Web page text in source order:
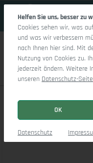
Sitz Concept smart 1007
Bildergalerie überspringen
Helfen Sie uns, besser zu
Cookies sehen wir, was
und was wir verbessern
nach Ihnen hier sind. Mit
Nutzung von Cookies zu.
jederzeit ändern. Weitere
unseren Datenschutz-
OK
Datenschutz